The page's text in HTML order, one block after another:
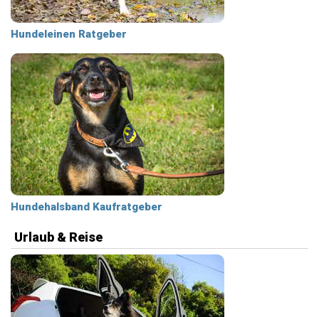
Hundeleinen Ratgeber
Hundehalsband Kaufratgeber
Urlaub & Reise